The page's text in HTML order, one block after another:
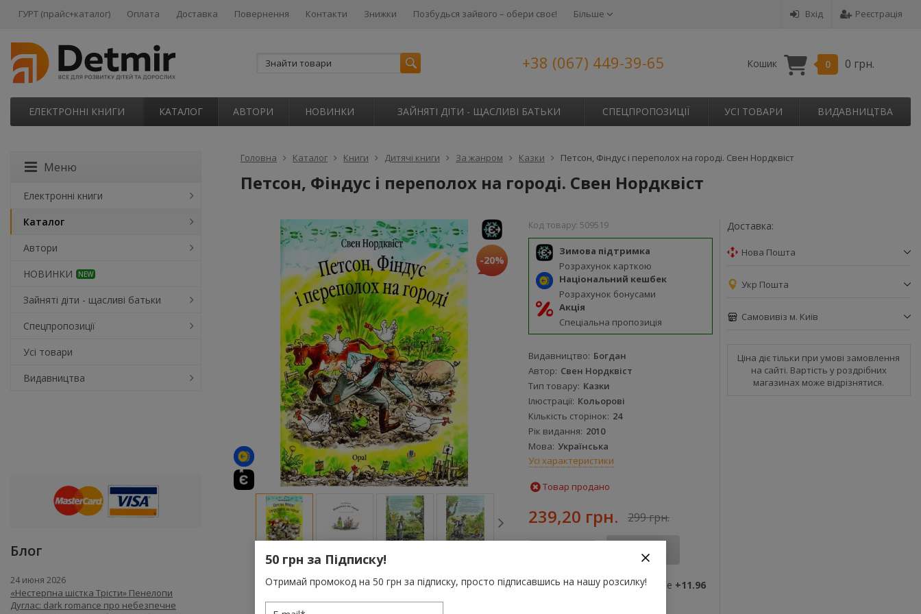
Вхід Реєстрація
ГУРТ (прайс+каталог) Оплата Доставка Повернення Контакти Знижки Позбудься зайвого – обери своє! Більше
+38 (067) 449-39-65 Кошик 0 0 грн.
ЕЛЕКТРОННІ КНИГИ КАТАЛОГ АВТОРИ НОВИНКИ ЗАЙНЯТІ ДІТИ - ЩАСЛИВІ БАТЬКИ СПЕЦПРОПОЗИЦІЇ УСІ ТОВАРИ ВИДАВНИЦТВА
Головна Каталог Книги Дитячі книги За жанром Казки Петсон, Фіндус і переполох на городі. Свен Нордквіст
Петсон, Фіндус і переполох на городі. Свен Нордквіст
-20%
Код товару: 509519
Зимова підтримка
Розрахунок карткою
Національний кешбек
Розрахунок бонусами
Акція
Спеціальна пропозиція
Видавництво Богдан
Автор Свен Нордквіст
Тип товару Казки
Ілюстрації Кольорові
Кількість сторінок 24
Рік видання 2010
Мова Українська
Усі характеристики
Товар продано
239,20 грн. 299 грн.
За цю покупку ви отримаєте +11.96
Доставка:
Нова Пошта
Укр Пошта
Самовивіз м. Київ
Ціна діє тільки при умові замовлення
на сайті. Вартість у роздрібних
магазинах може відрізнятися.
Меню
Електронні книги
Каталог
Автори
НОВИНКИ
NEW
Зайняті діти - щасливі батьки
Спецпропозиції
Усі товари
Видавництва
Блог
24 июня 2026
«Нестерпна шістка Трісти» Пенелопи
Дуглас: dark romance про небезпечне
50 грн за Підписку!
Отримай промокод на 50 грн за підписку, просто підписавшись на нашу розсилку!